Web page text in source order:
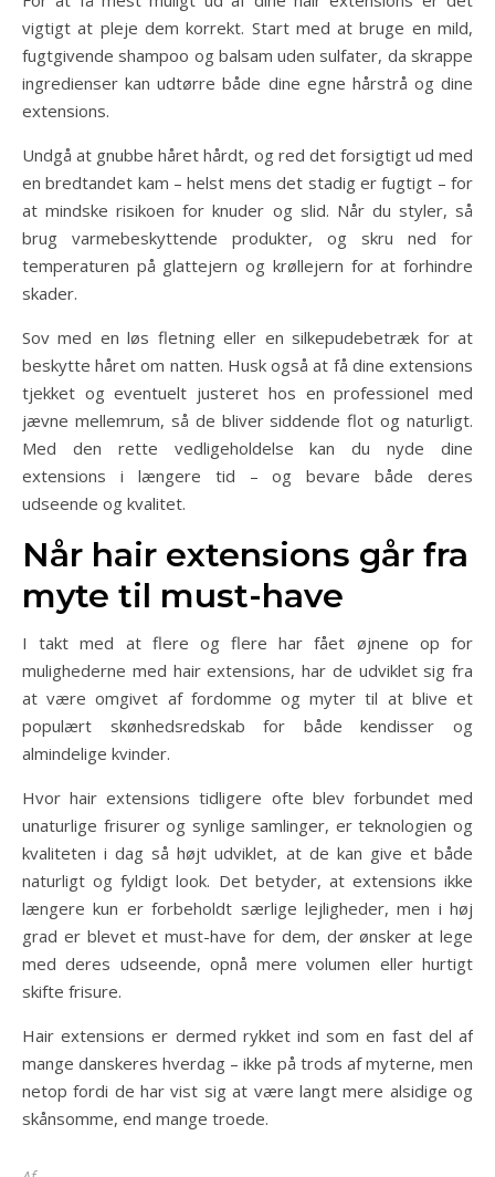
vigtigt at pleje dem korrekt. Start med at bruge en mild,
fugtgivende shampoo og balsam uden sulfater, da skrappe
ingredienser kan udtørre både dine egne hårstrå og dine
extensions.
Undgå at gnubbe håret hårdt, og red det forsigtigt ud med
en bredtandet kam – helst mens det stadig er fugtigt – for
at mindske risikoen for knuder og slid. Når du styler, så
brug varmebeskyttende produkter, og skru ned for
temperaturen på glattejern og krøllejern for at forhindre
skader.
Sov med en løs fletning eller en silkepudebetræk for at
beskytte håret om natten. Husk også at få dine extensions
tjekket og eventuelt justeret hos en professionel med
jævne mellemrum, så de bliver siddende flot og naturligt.
Med den rette vedligeholdelse kan du nyde dine
extensions i længere tid – og bevare både deres
udseende og kvalitet.
Når hair extensions går fra
myte til must-have
I takt med at flere og flere har fået øjnene op for
mulighederne med hair extensions, har de udviklet sig fra
at være omgivet af fordomme og myter til at blive et
populært skønhedsredskab for både kendisser og
almindelige kvinder.
Hvor hair extensions tidligere ofte blev forbundet med
unaturlige frisurer og synlige samlinger, er teknologien og
kvaliteten i dag så højt udviklet, at de kan give et både
naturligt og fyldigt look. Det betyder, at extensions ikke
længere kun er forbeholdt særlige lejligheder, men i høj
grad er blevet et must-have for dem, der ønsker at lege
med deres udseende, opnå mere volumen eller hurtigt
skifte frisure.
Hair extensions er dermed rykket ind som en fast del af
mange danskeres hverdag – ikke på trods af myterne, men
netop fordi de har vist sig at være langt mere alsidige og
skånsomme, end mange troede.